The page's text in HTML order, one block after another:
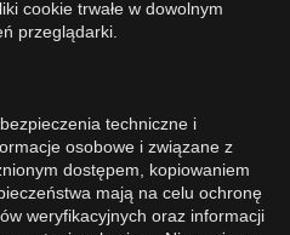
cookie trwałe w dowolnym
przeglądarki.
techniczne i
osobowe i związane z
dostępem, kopiowaniem
mają na celu ochronę
weryfikacyjnych oraz informacji